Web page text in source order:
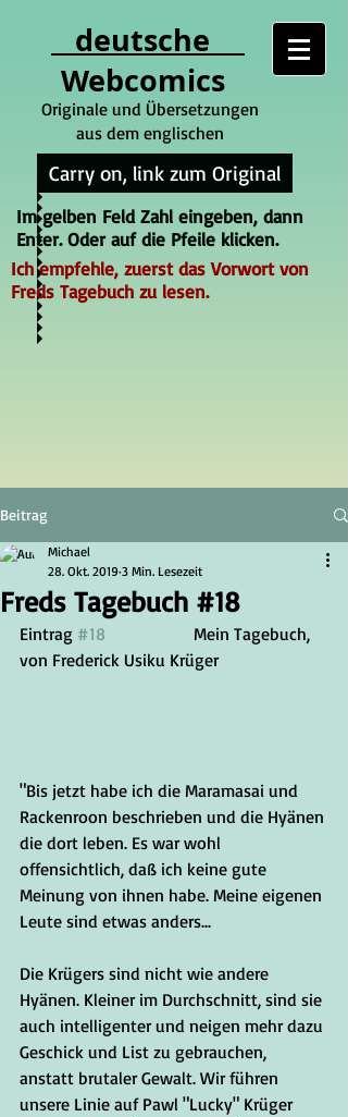
deutsche
Webcomics
Originale und Übersetzungen
aus dem englischen
Carry on, link zum Original
Im gelben Feld Zahl eingeben, dann
Enter. Oder auf die Pfeile klicken.
Ich empfehle, zuerst das Vorwort von
Freds Tagebuch zu lesen.
Beitrag
Freds Tagebuch #18
Michael
28. Okt. 2019 3 Min. Lesezeit
Eintrag #18
von Frederick Usiku Krüger
"Bis jetzt habe ich die Maramasai und
Rackenroon beschrieben und die Hyänen
die dort leben. Es war wohl
offensichtlich, daß ich keine gute
Meinung von ihnen habe. Meine eigenen
Leute sind etwas anders...
Die Krügers sind nicht wie andere
Hyänen. Kleiner im Durchschnitt, sind sie
auch intelligenter und neigen mehr dazu
Geschick und List zu gebrauchen,
anstatt brutaler Gewalt. Wir führen
unsere Linie auf Pawl "Lucky" Krüger